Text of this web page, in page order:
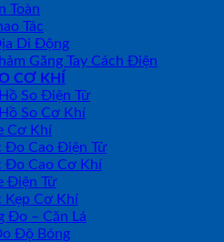
Toàn
Tác
Di Động
Găng Tay Cách Điện
CƠ KHÍ
So Điện Tử
So Cơ Khí
Cơ Khí
Đo Cao Điện Tử
Đo Cao Cơ Khí
Điện Tử
Kẹp Cơ Khí
Đo – Căn Lá
Độ Bóng